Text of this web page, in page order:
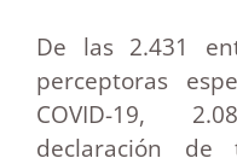
De las 2.431
perceptoras
COVID-19,
declaración de